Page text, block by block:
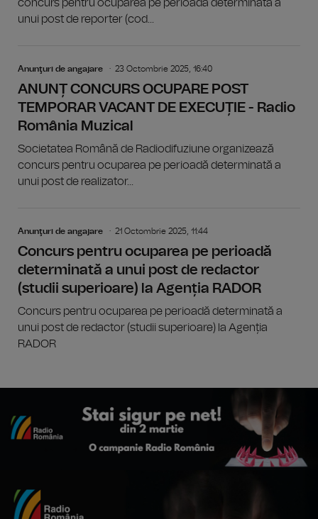
concurs pentru ocuparea pe perioadă determinată a
unui post de reporter (cod...
Anunţuri de angajare 23 Octombrie 2025, 16:40
ANUNȚ CONCURS OCUPARE POST
TEMPORAR VACANT DE EXECUȚIE - Radio
România Muzical
Societatea Română de Radiodifuziune organizează
concurs pentru ocuparea pe perioadă determinată a
unui post de realizator...
Anunţuri de angajare 21 Octombrie 2025, 11:44
Concurs pentru ocuparea pe perioadă
determinată a unui post de redactor
(studii superioare) la Agenția RADOR
Concurs pentru ocuparea pe perioadă determinată a
unui post de redactor (studii superioare) la Agenția
RADOR